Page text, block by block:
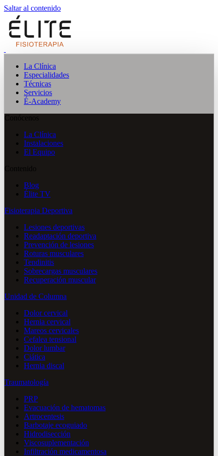
Saltar al contenido
La Clínica
Especialidades
Técnicas
Servicios
É-Academy
Conócenos
La Clínica
Instalaciones
El Equipo
Contenido
Blog
Élite TV
Fisioterapia Deportiva
Lesiones deportivas
Readaptación deportiva
Prevención de lesiones
Roturas musculares
Tendinitis
Sobrecargas musculares
Recuperación muscular
Unidad de Columna
Dolor cervical
Hernia cervical
Mareos cervicales
Cefalea tensional
Dolor lumbar
Ciática
Hernia discal
Traumatología
PRP
Evacuación de hematomas
Artrocentesis
Barbotaje ecoguiado
Hidrodisección
Viscosuplementación
Infiltración medicamentosa